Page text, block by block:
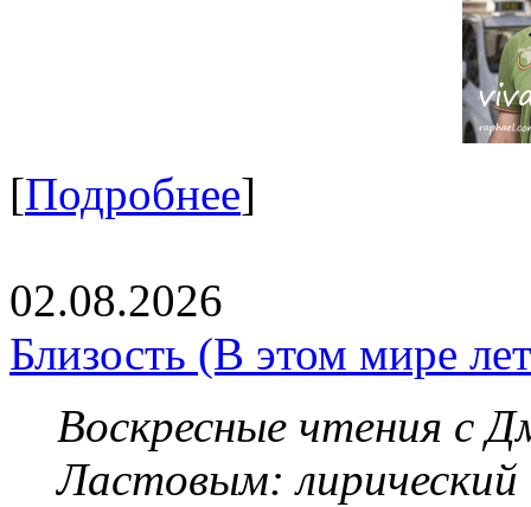
[Подробнее]
02.08.2026
Близость (В этом мире
Воскресные чтения с
Ластовым: